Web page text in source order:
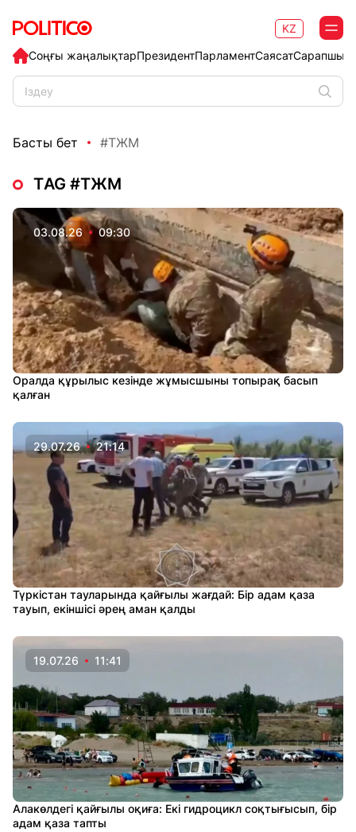
Соңғы жаңалықтарПрезидентПарламентСаясат
KZ
Басты бет #ТЖМ
ТAG #ТЖМ
03.08.26 09:30
Оралда құрылыс кезінде жұмысшыны топырақ басып
қалған
29.07.26 21:14
Түркістан тауларында қайғылы жағдай: Бір адам қаза
тауып, екіншісі әрең аман қалды
19.07.26 11:41
Алакөлдегі қайғылы оқиға: Екі гидроцикл соқтығысып, бір
адам қаза тапты